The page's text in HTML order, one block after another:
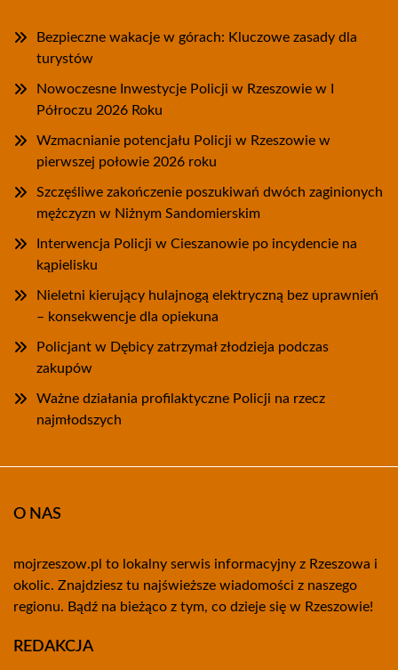
Bezpieczne wakacje w górach: Kluczowe zasady dla
turystów
Nowoczesne Inwestycje Policji w Rzeszowie w I
Półroczu 2026 Roku
Wzmacnianie potencjału Policji w Rzeszowie w
pierwszej połowie 2026 roku
Szczęśliwe zakończenie poszukiwań dwóch zaginionych
mężczyzn w Niżnym Sandomierskim
Interwencja Policji w Cieszanowie po incydencie na
kąpielisku
Nieletni kierujący hulajnogą elektryczną bez uprawnień
– konsekwencje dla opiekuna
Policjant w Dębicy zatrzymał złodzieja podczas
zakupów
Ważne działania profilaktyczne Policji na rzecz
najmłodszych
O NAS
mojrzeszow.pl to lokalny serwis informacyjny z Rzeszowa i
okolic. Znajdziesz tu najświeższe wiadomości z naszego
regionu. Bądź na bieżąco z tym, co dzieje się w Rzeszowie!
REDAKCJA